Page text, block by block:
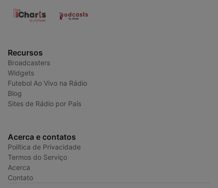
Recursos
Broadcasters
Widgets
Futebol Ao Vivo na Rádio
Blog
Sites de Rádio por País
Acerca e contatos
Política de Privacidade
Termos do Serviço
Acerca
Contato